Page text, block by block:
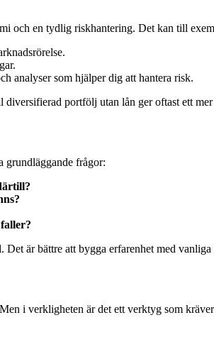
och en tydlig riskhantering. Det kan till
analyser som hjälper dig att hantera risk.
portfölj utan lån ger oftast ett
grundläggande frågor:
är bättre att bygga erfarenhet med
i verkligheten är det ett verktyg som